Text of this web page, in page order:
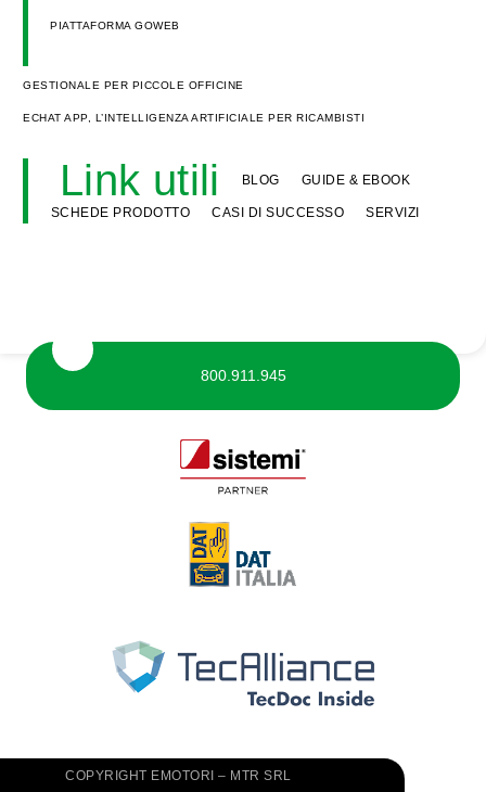
PIATTAFORMA GOWEB
GESTIONALE PER PICCOLE OFFICINE
ECHAT APP, L’INTELLIGENZA ARTIFICIALE PER RICAMBISTI
Link utili BLOG GUIDE & EBOOK
SCHEDE PRODOTTO CASI DI SUCCESSO SERVIZI
800.911.945
COPYRIGHT EMOTORI – MTR SRL